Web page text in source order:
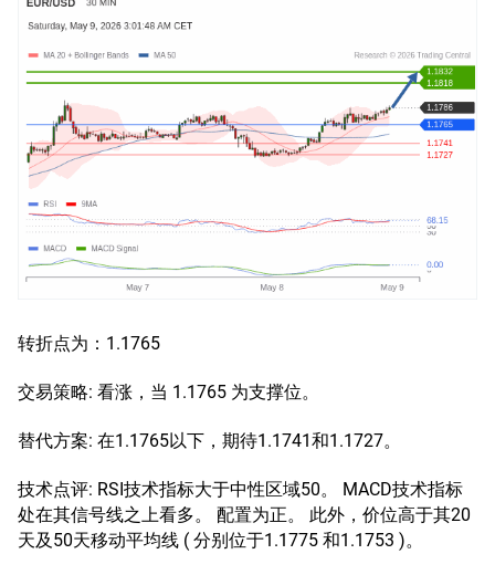
转折点为：1.1765
交易策略: 看涨，当 1.1765 为支撑位。
替代方案: 在1.1765以下，期待1.1741和1.1727。
技术点评: RSI技术指标大于中性区域50。 MACD技术指标
处在其信号线之上看多。 配置为正。 此外，价位高于其20
天及50天移动平均线 ( 分别位于1.1775 和1.1753 )。